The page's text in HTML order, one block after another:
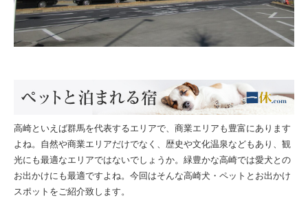
高崎といえば群馬を代表するエリアで、商業エリアも豊富にあります
よね。自然や商業エリアだけでなく、歴史や文化温泉などもあり、観
光にも最適なエリアではないでしょうか。緑豊かな高崎では愛犬との
お出かけにも最適ですよね。今回はそんな高崎犬・ペットとお出かけ
スポットをご紹介致します。